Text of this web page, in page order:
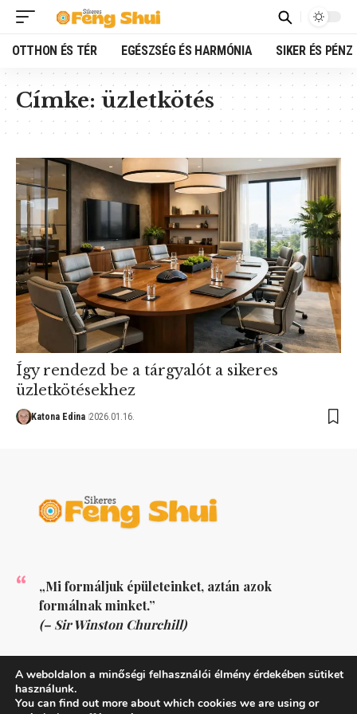
OTTHON ÉS TÉR EGÉSZSÉG ÉS HARMÓNIA SIKER ÉS PÉNZ
Címke:üzletkötés
Így rendezd be a tárgyalót a sikeres
üzletkötésekhez
Katona Edina 2026.01.16.
„Mi formáljuk épületeinket, aztán azok
formálnak minket.”
(– Sir Winston Churchill)
A weboldalon a minőségi felhasználói élmény érdekében sütiket
használunk.
You can find out more about which cookies we are using or